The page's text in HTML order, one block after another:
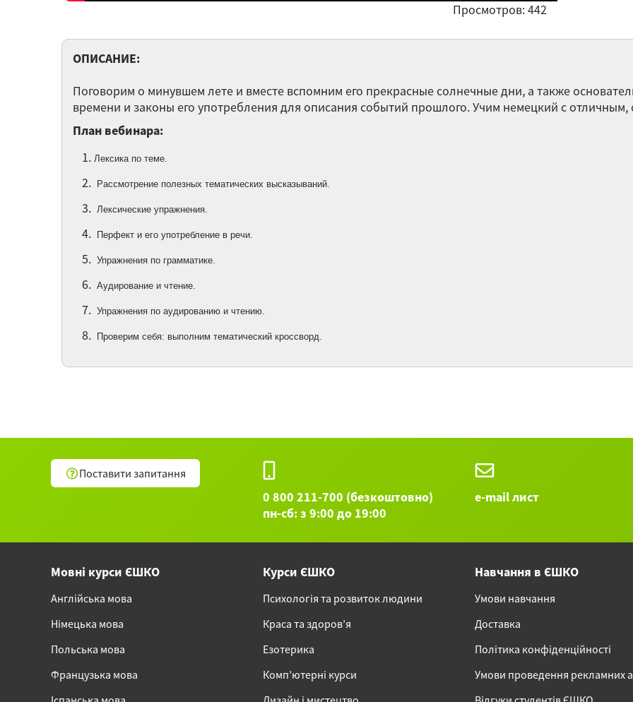
Просмотров: 442
ОПИСАНИЕ:
Поговорим о минувшем лете и вместе вспомним его прекрасные солнечные дни, а также
времени и законы его употребления для описания событий прошлого. Учим немецкий с
План вебинара:
Лексика по теме.
Рассмотрение полезных тематических высказываний.
Лексические упражнения.
Перфект и его употребление в речи.
Упражнения по грамматике.
Аудирование и чтение.
Упражнения по аудированию и чтению.
Проверим себя: выполним тематический кроссворд.
Поставити запитання
0 800 211-700 (безкоштовно)
пн-сб: з 9:00 до 19:00
e-mail лист
Мовні курси ЄШКО
Англійська мова
Німецька мова
Польська мова
Французька мова
Курси ЄШКО
Психологія та розвиток людини
Краса та здоров’я
Езотерика
Комп’ютерні курси
Навчання в ЄШКО
Умови навчання
Доставка
Політика конфіденційності
Умови проведення рекламних